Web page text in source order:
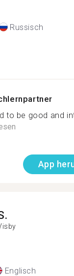
Russisch
to be good and
App
Englisch